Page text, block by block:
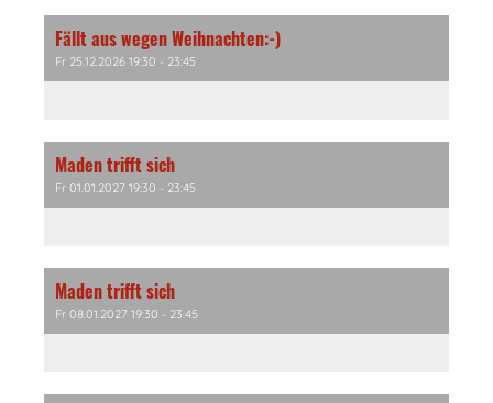
Fällt aus wegen Weihnachten:-)
Fr 25.12.2026 19:30 - 23:45
Maden trifft sich
Fr 01.01.2027 19:30 - 23:45
Maden trifft sich
Fr 08.01.2027 19:30 - 23:45